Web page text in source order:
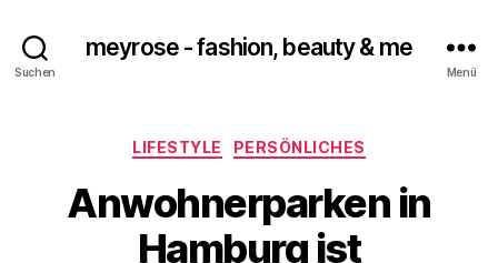
Suchen
meyrose - fashion, beauty & me
Menü
Kategorien
LIFESTYLE PERSÖNLICHES
Anwohnerparken in
Hamburg ist